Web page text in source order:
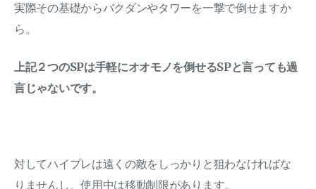
実際その基礎からバクダンやタワーを一撃で倒せますか
ら。
上記２つのSPは手軽にオオモノを倒せるSPと言っても過
言じゃないです。
対してハイプレは遠くの敵をしっかりと狙わなければな
りませんし、使用中は移動制限があります。